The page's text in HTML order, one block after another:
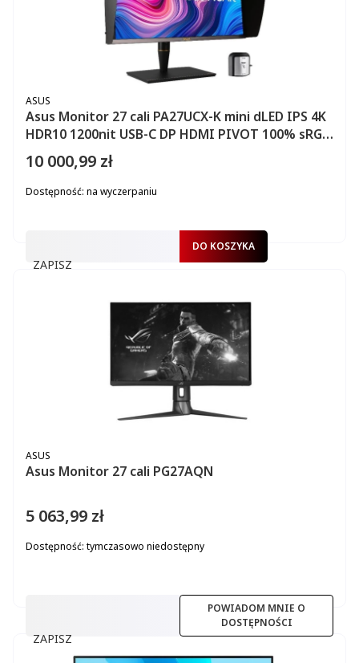
Asus Monitor 27 cali PA27UCX-K mini dLED IPS 4K
HDR10 1200nit USB-C DP HDMI PIVOT 100% sRGB
Głośnik
PRODUCENT
ASUS
Cena
10 000,99 zł
Dostępność: na wyczerpaniu
ZAPISZ
DO KOSZYKA
Asus Monitor 27 cali PG27AQN
PRODUCENT
ASUS
Cena
5 063,99 zł
Dostępność: tymczasowo niedostępny
ZAPISZ
POWIADOM MNIE O
DOSTĘPNOŚCI